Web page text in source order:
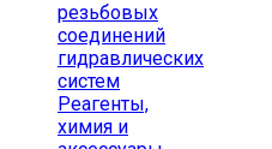
резьбовых
соединений
гидравлических
систем
Реагенты,
химия и